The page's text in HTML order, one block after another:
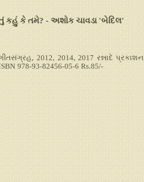
કહું કે તમે? - અશોક ચાવડા 'બેદિલ'
2012, 2014, 2017 રન્નાદે પ્રકાશન
978-93-82456-05-6 Rs.85/-